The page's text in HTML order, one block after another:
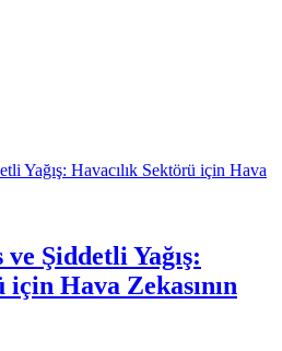
Şiddetli Yağış:
için Hava Zekasının